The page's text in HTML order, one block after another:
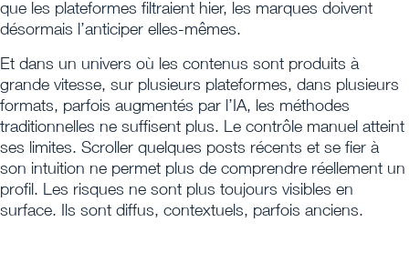
que les plateformes filtraient hier, les marques doivent
désormais l’anticiper elles-mêmes.
Et dans un univers où les contenus sont produits à
grande vitesse, sur plusieurs plateformes, dans plusieurs
formats, parfois augmentés par l’IA, les méthodes
traditionnelles ne suffisent plus. Le contrôle manuel atteint
ses limites. Scroller quelques posts récents et se fier à
son intuition ne permet plus de comprendre réellement un
profil. Les risques ne sont plus toujours visibles en
surface. Ils sont diffus, contextuels, parfois anciens.